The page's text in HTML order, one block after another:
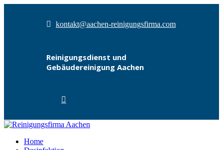
kontakt@aachen-reinigungsfirma.com
Reinigungsdienst und
Gebäudereinigung Aachen
Home